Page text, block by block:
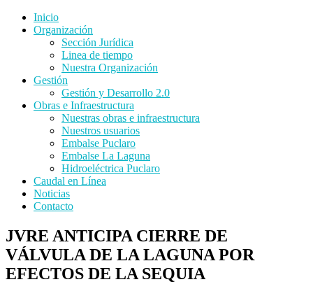
Inicio
Organización
Sección Jurídica
Linea de tiempo
Nuestra Organización
Gestión
Gestión y Desarrollo 2.0
Obras e Infraestructura
Nuestras obras e infraestructura
Nuestros usuarios
Embalse Puclaro
Embalse La Laguna
Hidroeléctrica Puclaro
Caudal en Línea
Noticias
Contacto
JVRE ANTICIPA CIERRE DE
VÁLVULA DE LA LAGUNA POR
EFECTOS DE LA SEQUIA